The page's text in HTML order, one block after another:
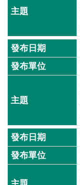
安
全
政
策
隱
保
護
政